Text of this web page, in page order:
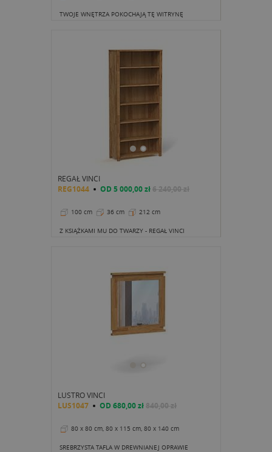
TWOJE WNĘTRZA POKOCHAJĄ TĘ WITRYNĘ
REGAŁ VINCI
REG1044 OD 5 000,00 zł6 240,00 zł
100 cm 36 cm 212 cm
Z KSIĄŻKAMI MU DO TWARZY - REGAŁ VINCI
LUSTRO VINCI
LUS1047 OD 680,00 zł840,00 zł
80 x 80 cm, 80 x 115 cm, 80 x 140 cm
SREBRZYSTA TAFLA W DREWNIANEJ OPRAWIE